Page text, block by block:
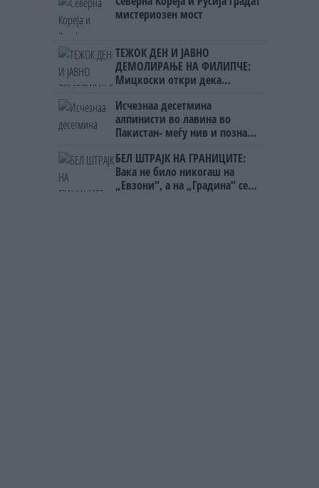
мистериозен мост
ТЕЖОК ДЕН И ЈАВНО
ДЕМОЛИРАЊЕ НА ФИЛИПЧЕ:
Мицкоски откри дека
ништо, освен за кеш
Исчезнаа десетмина
алпинисти во лавина во
Пакистан- меѓу нив и познат
БЕЛ ШТРАЈК НА ГРАНИЦИТЕ:
Вака не било никогаш на
„Евзони“, а на „Градина“ се